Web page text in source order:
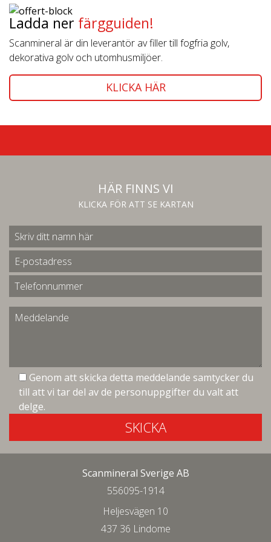
Ladda ner färgguiden!
Scanmineral är din leverantör av filler till fogfria golv,
dekorativa golv och utomhusmiljöer.
KLICKA HÄR
HÄR FINNS VI
KLICKA FÖR ATT SE KARTAN
Genom att skicka detta meddelande samtycker du
till att vi tar del av de personuppgifter du valt att
delge.
SKICKA
Scanmineral Sverige AB
556095-1914
Heljesvägen 10
437 36 Lindome